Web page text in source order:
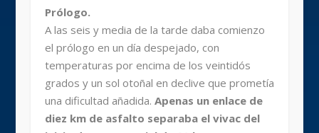
Prólogo.
A las seis y media de la tarde daba comienzo
el prólogo en un día despejado, con
temperaturas por encima de los veintidós
grados y un sol otoñal en declive que prometía
una dificultad añadida. Apenas un enlace de
diez km de asfalto separaba el vivac del